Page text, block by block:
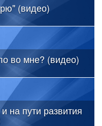
(видео)
во мне? (видео)
на пути развития